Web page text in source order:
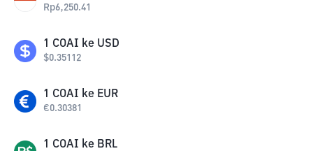
Rp6,250.41
1 COAI ke USD
$0.35112
1 COAI ke EUR
€0.30381
1 COAI ke BRL